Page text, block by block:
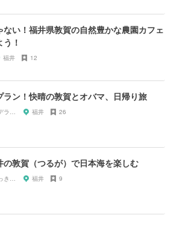
ない！福井県敦賀の自然豊かな農園カフェ
！
福井 12
ラン！快晴の敦賀とオバマ、日帰り旅
サンタ・デラックス 福井 26
の敦賀（つるが）で日本海を楽しむ
関西が好っきゃねん 福井 9